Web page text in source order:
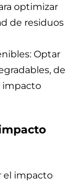
optimizar
de residuos
Optar
de
impacto
el impacto